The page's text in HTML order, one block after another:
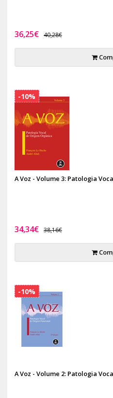
36,25€ 40,28€
A Voz - Volume 3: Patologia
34,34€ 38,16€
-10%
A Voz - Volume 2: Patologia
-10%